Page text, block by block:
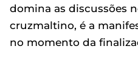
domina as discussões
cruzmaltino, é a
no momento da